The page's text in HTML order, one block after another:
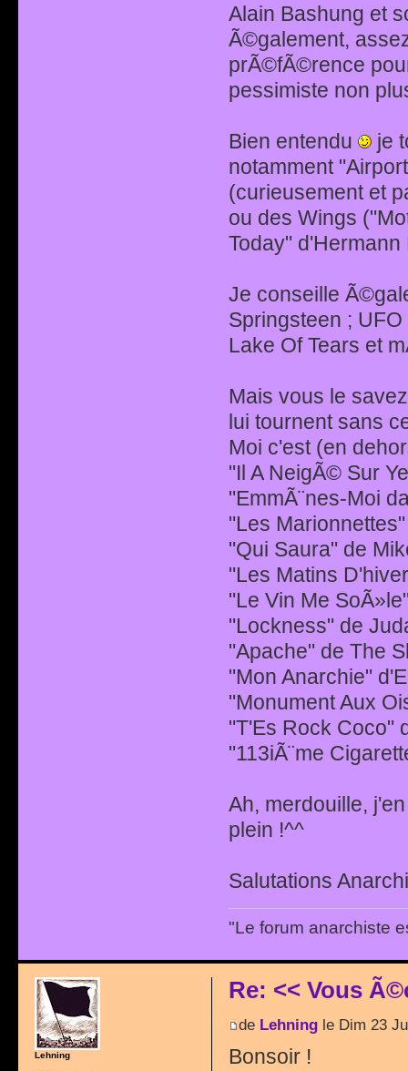
Alain Bashung et
Ã©galement,
prÃ©fÃ©rence
pessimiste non
Bien entendu
je
notamment
(curieusement et
ou des Wings
Today" d'Hermann
Je conseille
Springsteen ;
Lake Of Tears et
Mais vous le
lui tournent sans
Moi c'est (en
"Il A NeigÃ© Sur
"EmmÃ¨nes-Moi
"Les
"Qui Saura" de
"Les Matins
"Le Vin Me
"Lockness" de
"Apache" de The
"Mon Anarchie"
"Monument Aux
"T'Es Rock Coco"
"113iÃ¨me
Ah, merdouille,
plein !^^
Salutations
"Le forum anarchiste
Re: << Vous
de Lehningle Dim 23
Bonsoir !
Lehning